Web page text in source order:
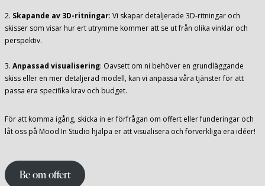
2. Skapande av 3D-ritningar: Vi skapar detaljerade 3D-ritningar och
skisser som visar hur ert utrymme kommer att se ut från olika vinklar och
perspektiv.
3. Anpassad visualisering: Oavsett om ni behöver en grundläggande
skiss eller en mer detaljerad modell, kan vi anpassa våra tjänster för att
passa era specifika krav och budget.
För att komma igång, skicka in er förfrågan om offert eller funderingar och
låt oss på Mood In Studio hjälpa er att visualisera och förverkliga era idéer!
Be om offert